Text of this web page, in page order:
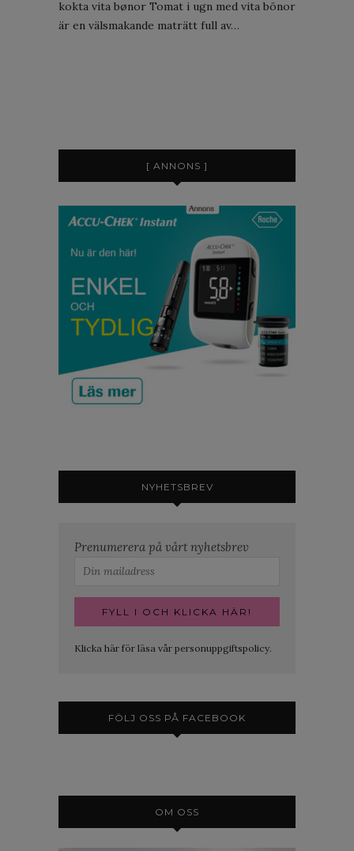
kokta vita bønor Tomat i ugn med vita bönor
är en välsmakande maträtt full av…
[ ANNONS ]
NYHETSBREV
Prenumerera på vårt nyhetsbrev
Klicka här för läsa vår personuppgiftspolicy.
FÖLJ OSS PÅ FACEBOOK
OM OSS